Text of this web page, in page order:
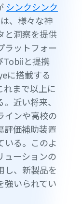
シンクシンク
、様々な神
と洞察を提供
ラットフォー
Tobiiと提携
に搭載する
れまで以上に
近い将来、
インや高校の
評価補助装置
いる。このよ
ューションの
し、新製品を
強いられてい